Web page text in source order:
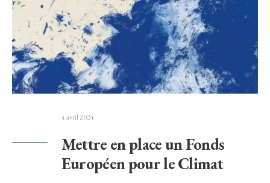
4 avril 2024
Mettre en place un Fonds
Européen pour le Climat